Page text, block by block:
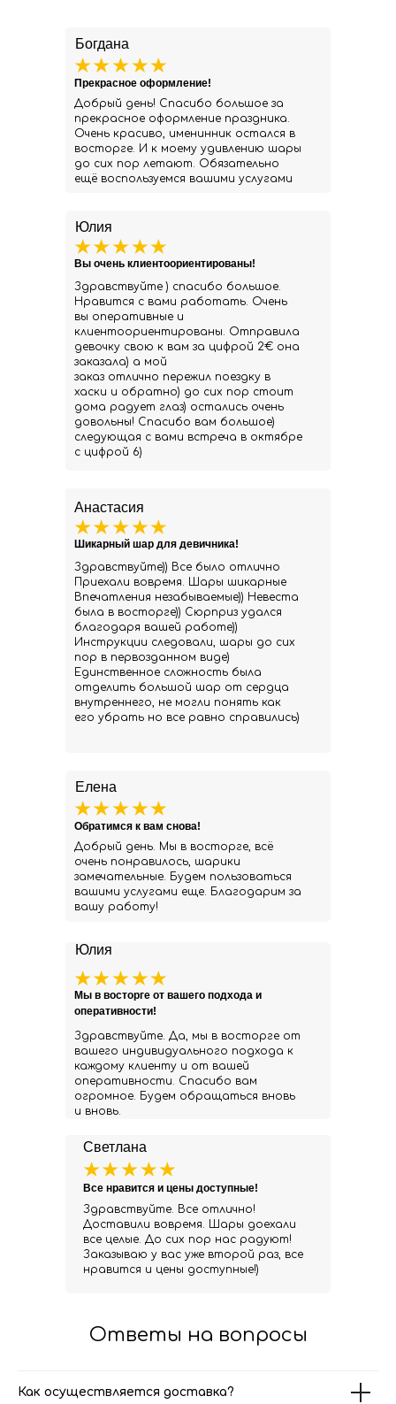
Юлия
Здравствуйте. Да, мы в восторге от
вашего индивидуального подхода к
каждому клиенту и от вашей
оперативности. Спасибо вам
огромное. Будем обращаться вновь
и вновь.
Мы в восторге от вашего подхода и
оперативности!
Светлана
Здравствуйте. Все отлично!
Доставили вовремя. Шары доехали
все целые. До сих пор нас радуют!
Заказываю у вас уже второй раз, все
нравится и цены доступные!)
Все нравится и цены доступные!
Елена
Добрый день. Мы в восторге, всё
очень понравилось, шарики
замечательные. Будем пользоваться
вашими услугами еще. Благодарим за
вашу работу!
Обратимся к вам снова!
Юлия
Здравствуйте ) спасибо большое.
Нравится с вами работать. Очень
вы оперативные и
клиентоориентированы. Отправила
девочку свою к вам за цифрой 2€ она
заказала) а мой
заказ отлично пережил поездку в
хаски и обратно) до сих пор стоит
дома радует глаз) остались очень
довольны! Спасибо вам большое)
следующая с вами встреча в октябре
с цифрой 6)
Вы очень клиентоориентированы!
Анастасия
Здравствуйте)) Все было отлично
Приехали вовремя. Шары шикарные
Впечатления незабываемые)) Невеста
была в восторге)) Сюрприз удался
благодаря вашей работе))
Инструкции следовали, шары до сих
пор в первозданном виде)
Единственное сложность была
отделить большой шар от сердца
внутреннего, не могли понять как
его убрать но все равно справились)
Шикарный шар для девичника!
Богдана
Добрый день! Спасибо большое за
прекрасное оформление праздника.
Очень красиво, именинник остался в
восторге. И к моему удивлению шары
до сих пор летают. Обязательно
ещё воспользуемся вашими услугами
Прекрасное оформление!
Ответы на вопросы
Как осуществляется доставка?